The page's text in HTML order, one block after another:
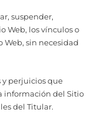
suspender,
Web, los vínculos o
Web, sin necesidad
y perjuicios que
información del Sitio
del Titular.